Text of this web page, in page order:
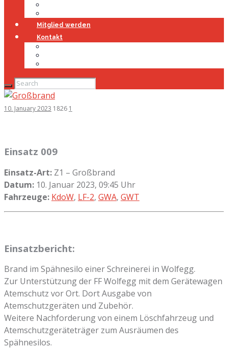
Mitglied werden
Kontakt
10. January 2023 1826 1
Einsatz 009
Einsatz-Art: Z1 – Großbrand
Datum: 10. Januar 2023, 09:45 Uhr
Fahrzeuge: KdoW, LF-2, GWA, GWT
Einsatzbericht:
Brand im Spähnesilo einer Schreinerei in Wolfegg.
Zur Unterstützung der FF Wolfegg mit dem Gerätewagen
Atemschutz vor Ort. Dort Ausgabe von
Atemschutzgeräten und Zubehör.
Weitere Nachforderung von einem Löschfahrzeug und
Atemschutzgeräteträger zum Ausräumen des
Spähnesilos.